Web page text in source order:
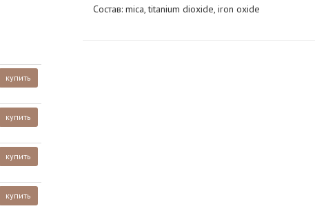
купить
купить
купить
купить
Состав: mica, titanium dioxide, iron oxide